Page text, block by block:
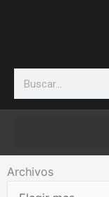
Search
Archivos
Archivos